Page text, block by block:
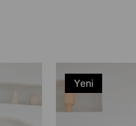
Yeni